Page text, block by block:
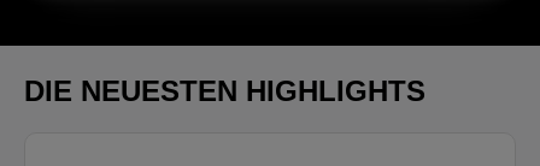
DIE NEUESTEN HIGHLIGHTS